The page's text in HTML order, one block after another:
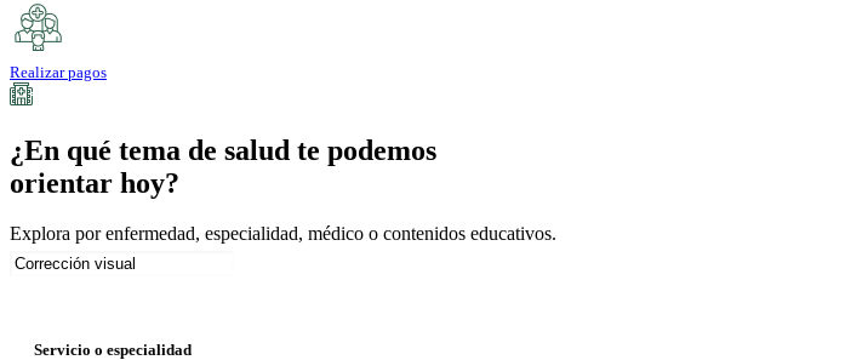
Realizar pagos
¿En qué tema de salud te podemos
orientar hoy?
Explora por enfermedad, especialidad, médico o contenidos educativos.
Servicio o especialidad